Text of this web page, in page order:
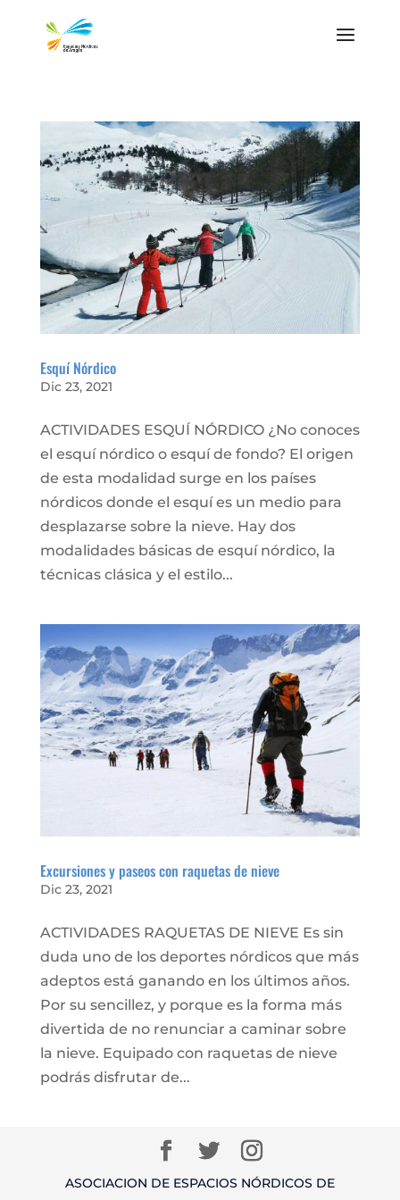
Esquí Nórdico
Dic 23, 2021
ACTIVIDADES ESQUÍ NÓRDICO ¿No conoces
el esquí nórdico o esquí de fondo? El origen
de esta modalidad surge en los países
nórdicos donde el esquí es un medio para
desplazarse sobre la nieve. Hay dos
modalidades básicas de esquí nórdico, la
técnicas clásica y el estilo...
Excursiones y paseos con raquetas de nieve
Dic 23, 2021
ACTIVIDADES RAQUETAS DE NIEVE Es sin
duda uno de los deportes nórdicos que más
adeptos está ganando en los últimos años.
Por su sencillez, y porque es la forma más
divertida de no renunciar a caminar sobre
la nieve. Equipado con raquetas de nieve
podrás disfrutar de...
ASOCIACION DE ESPACIOS NÓRDICOS DE